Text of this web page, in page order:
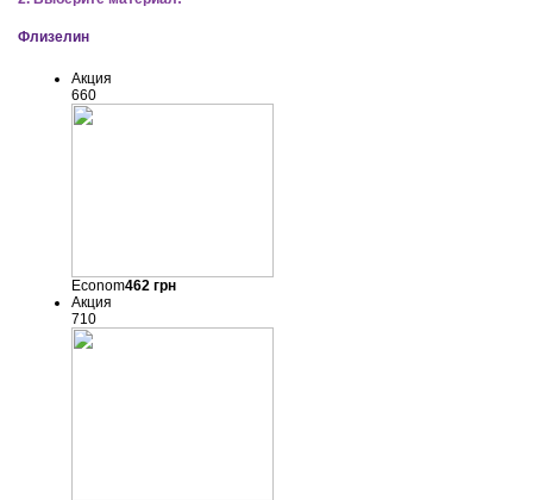
Флизелин
Акция
660
Econom462грн
Акция
710